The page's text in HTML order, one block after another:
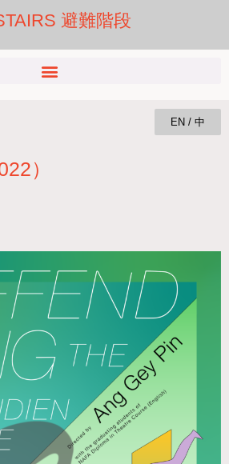
避難階段
EN / 中
）